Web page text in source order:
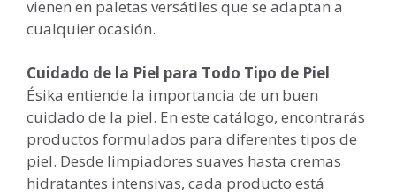
vienen en paletas versátiles que se adaptan a
cualquier ocasión.
Cuidado de la Piel para Todo Tipo de Piel
Ésika entiende la importancia de un buen
cuidado de la piel. En este catálogo, encontrarás
productos formulados para diferentes tipos de
piel. Desde limpiadores suaves hasta cremas
hidratantes intensivas, cada producto está